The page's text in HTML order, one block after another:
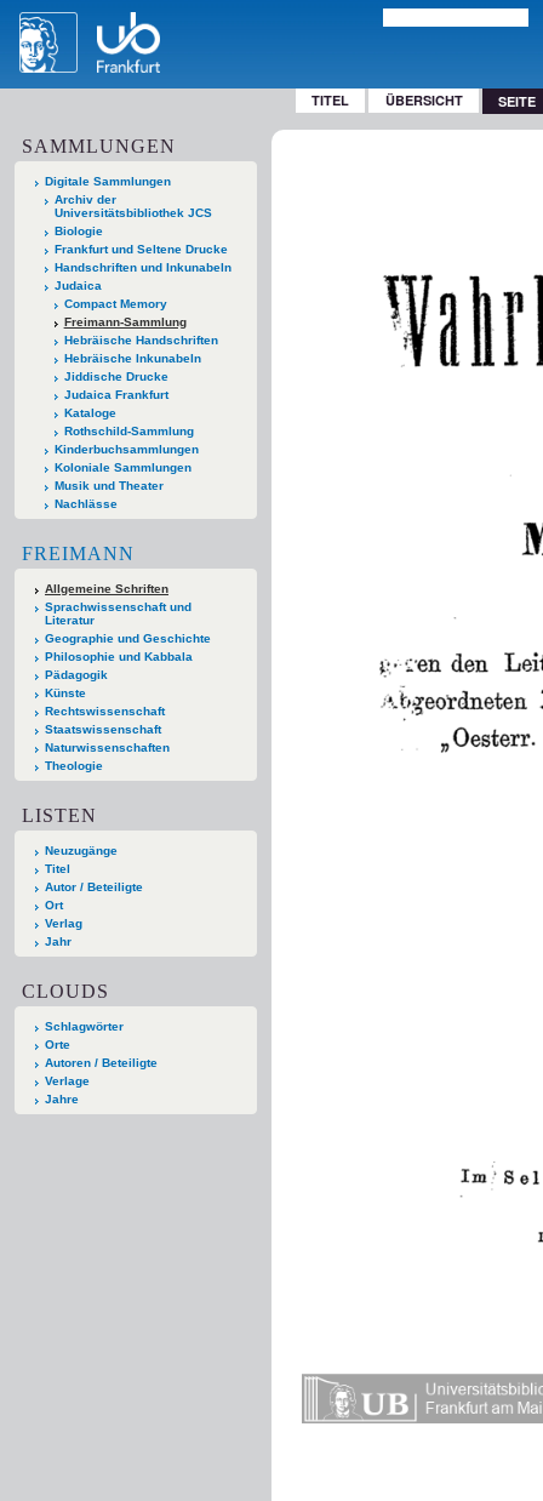
TITEL ÜBERSICHT SEITE
SAMMLUNGEN
Digitale Sammlungen
Archiv der
Universitätsbibliothek JCS
Biologie
Frankfurt und Seltene Drucke
Handschriften und Inkunabeln
Judaica
Compact Memory
Freimann-Sammlung
Hebräische Handschriften
Hebräische Inkunabeln
Jiddische Drucke
Judaica Frankfurt
Kataloge
Rothschild-Sammlung
Kinderbuchsammlungen
Koloniale Sammlungen
Musik und Theater
Nachlässe
FREIMANN
Allgemeine Schriften
Sprachwissenschaft und
Literatur
Geographie und Geschichte
Philosophie und Kabbala
Pädagogik
Künste
Rechtswissenschaft
Staatswissenschaft
Naturwissenschaften
Theologie
LISTEN
Neuzugänge
Titel
Autor / Beteiligte
Ort
Verlag
Jahr
CLOUDS
Schlagwörter
Orte
Autoren / Beteiligte
Verlage
Jahre